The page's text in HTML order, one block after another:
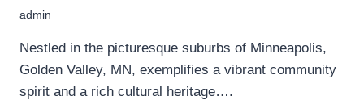
admin
Nestled in the picturesque suburbs of Minneapolis,
Golden Valley, MN, exemplifies a vibrant community
spirit and a rich cultural heritage….